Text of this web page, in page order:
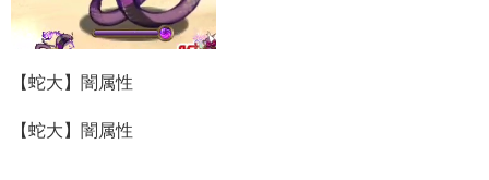
【蛇大】闇属性
【蛇大】闇属性